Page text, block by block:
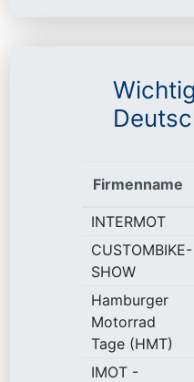
Firmenname
INTERMOT
CUSTOMBIKE-
SHOW
Hamburger
Motorrad
Tage (HMT)
IMOT -